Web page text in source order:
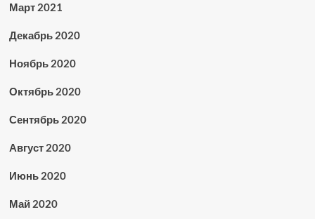
Март 2021
Декабрь 2020
Ноябрь 2020
Октябрь 2020
Сентябрь 2020
Август 2020
Июнь 2020
Май 2020